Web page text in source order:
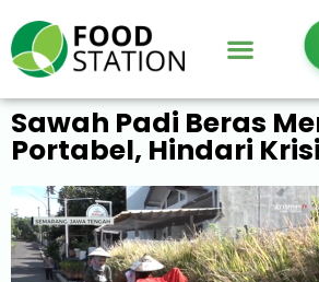
Sawah Padi Beras
Portabel, Hindari